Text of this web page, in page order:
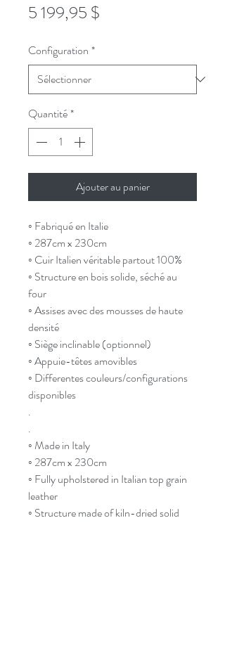
5 199,95 $
Configuration *
Quantité*
Ajouter au panier
◦ Fabriqué en Italie
◦ 287cm x 230cm
◦ Cuir Italien véritable partout 100%
◦ Structure en bois solide, séché au
four
◦ Assises avec des mousses de haute
densité
◦ Siège inclinable (optionnel)
◦ Appuie-têtes amovibles
◦ Differentes couleurs/configurations
disponibles
.
.
◦ Made in Italy
◦ 287cm x 230cm
◦ Fully upholstered in Italian top grain
leather
◦ Structure made of kiln-dried solid